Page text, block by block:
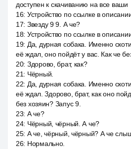
доступен к скачиванию на все ваши
16: Устройство по ссылке в
17: Звезду 9 9. А че?
18: Устройство по ссылке в
19: Да, дурная собака. Именно
её ждал, оно пойдёт у вас. Как че
20: Здорово, брат, как?
21: Чёрный.
22: Да, дурная собака. Именно
её ждал. Здорово, брат, как оно
без хозяин? Запус 9.
23: А че?
24: Чёрный, чёрный. А че?
25: А че, чёрный, чёрный? А че
26: Нормально.